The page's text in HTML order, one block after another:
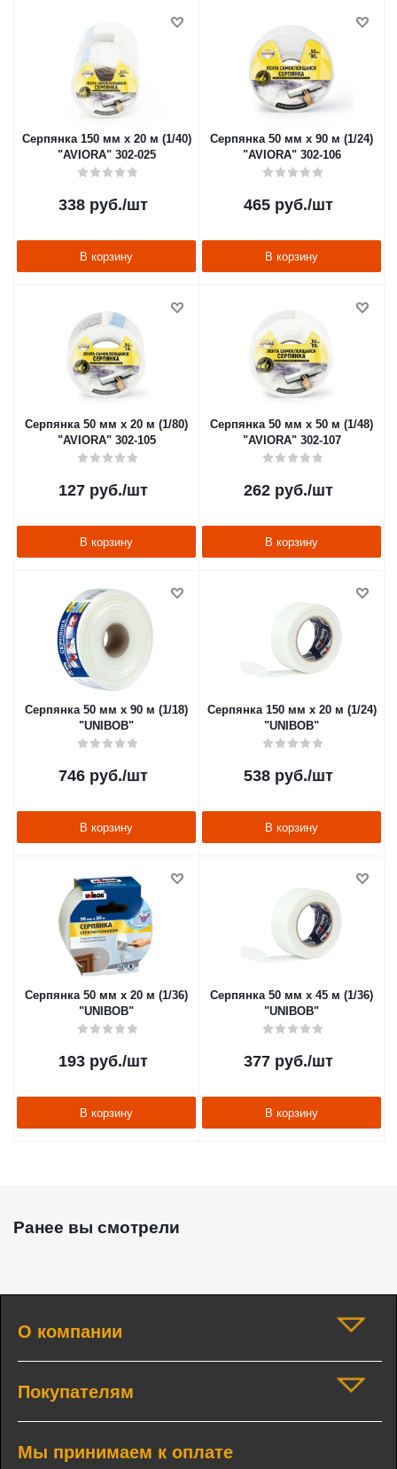
Серпянка 150 мм х 20 м (1/40)
"AVIORA" 302-025
338 руб./шт
В корзину
Серпянка 50 мм х 90 м (1/24)
"AVIORA" 302-106
465 руб./шт
В корзину
Серпянка 50 мм х 20 м (1/80)
"AVIORA" 302-105
127 руб./шт
В корзину
Серпянка 50 мм х 50 м (1/48)
"AVIORA" 302-107
262 руб./шт
В корзину
Серпянка 50 мм х 90 м (1/18)
"UNIBOB"
746 руб./шт
В корзину
Серпянка 150 мм х 20 м (1/24)
"UNIBOB"
538 руб./шт
В корзину
Серпянка 50 мм х 20 м (1/36)
"UNIBOB"
193 руб./шт
В корзину
Серпянка 50 мм х 45 м (1/36)
"UNIBOB"
377 руб./шт
В корзину
Ранее вы смотрели
О компании
Покупателям
Мы принимаем к оплате